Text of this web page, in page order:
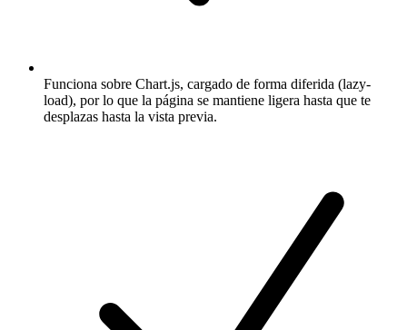
Funciona sobre Chart.js, cargado de forma diferida (lazy-
load), por lo que la página se mantiene ligera hasta que te
desplazas hasta la vista previa.